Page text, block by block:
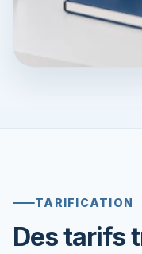
TARIFICATION
Des tarifs